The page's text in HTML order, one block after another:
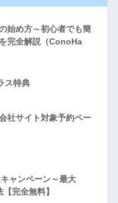
始め方～初心者でも簡
完全解説（ConoHa
ス特典
社サイト対象予約ペー
ャンペーン～最大
完全無料】